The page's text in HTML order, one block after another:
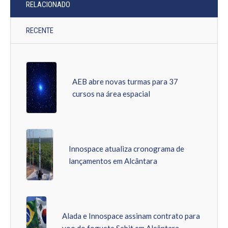
RELACIONADO
RECENTE
AEB abre novas turmas para 37
cursos na área espacial
Innospace atualiza cronograma de
lançamentos em Alcântara
Alada e Innospace assinam contrato para